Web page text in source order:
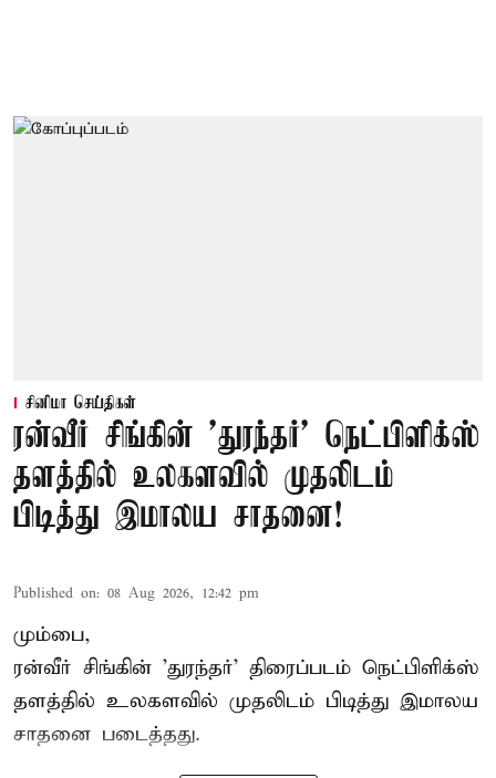
சினிமா செய்திகள்
ரன்வீர் சிங்கின் 'துரந்தர்' நெட்பிளிக்ஸ்
தளத்தில் உலகளவில் முதலிடம்
பிடித்து இமாலய சாதனை!
Published on: 08 Aug 2026, 12:42 pm
மும்பை,
ரன்வீர் சிங்கின் 'துரந்தர்' திரைப்படம் நெட்பிளிக்ஸ்
தளத்தில் உலகளவில் முதலிடம் பிடித்து இமாலய
சாதனை படைத்தது.